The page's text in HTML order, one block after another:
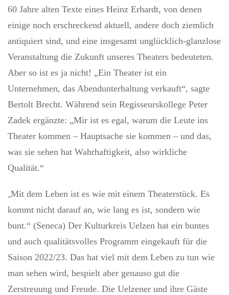
60 Jahre alten Texte eines Heinz Erhardt, von denen
einige noch erschreckend aktuell, andere doch ziemlich
antiquiert sind, und eine insgesamt unglücklich-glanzlose
Veranstaltung die Zukunft unseres Theaters bedeuteten.
Aber so ist es ja nicht! „Ein Theater ist ein
Unternehmen, das Abendunterhaltung verkauft“, sagte
Bertolt Brecht. Während sein Regisseurskollege Peter
Zadek ergänzte: „Mir ist es egal, warum die Leute ins
Theater kommen – Hauptsache sie kommen – und das,
was sie sehen hat Wahrhaftigkeit, also wirkliche
Qualität.“
„Mit dem Leben ist es wie mit einem Theaterstück. Es
kommt nicht darauf an, wie lang es ist, sondern wie
bunt.“ (Seneca) Der Kulturkreis Uelzen hat ein buntes
und auch qualitätsvolles Programm eingekauft für die
Saison 2022/23. Das hat viel mit dem Leben zu tun wie
man sehen wird, bespielt aber genauso gut die
Zerstreuung und Freude. Die Uelzener und ihre Gäste